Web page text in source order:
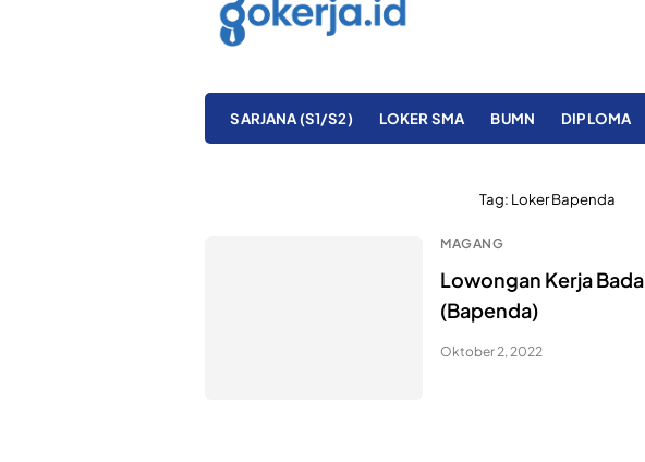
SARJANA (S1/S2) LOKER SMA BUMN DIPLOMA
Tag: Loker Bapenda
MAGANG
Lowongan Kerja
(Bapenda)
Oktober 2, 2022